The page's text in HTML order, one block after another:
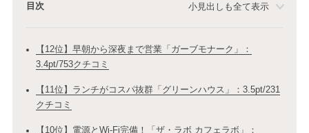
目次 小見出しも全て表示
【12位】早朝から深夜まで営業「ガーブモナーク」：
3.4pt/753クチコミ
【11位】ランチがコスパ抜群「グリーンハウス」：3.5pt/231
クチコミ
【10位】電源とWi-Fi完備！「ザ・ラボ カフェラボ」：